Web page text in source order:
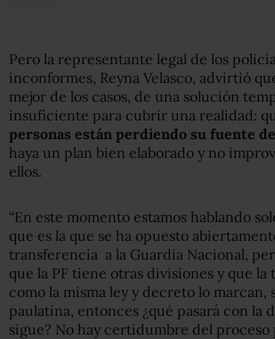
Pero la representante legal de los
inconformes, Reyna Velasco, advirtió
mejor de los casos, de una solución
insuficiente para cubrir una realidad:
personas están perdiendo su fuente
haya un plan bien elaborado y no
ellos.
“En este momento estamos hablando
que es la que se ha opuesto
transferencia a la Guardia Nacional,
que la PF tiene otras divisiones y que la
como la misma ley y decreto lo marcan,
paulatina, entonces ¿qué pasará con la
sigue? No hay certidumbre del proceso